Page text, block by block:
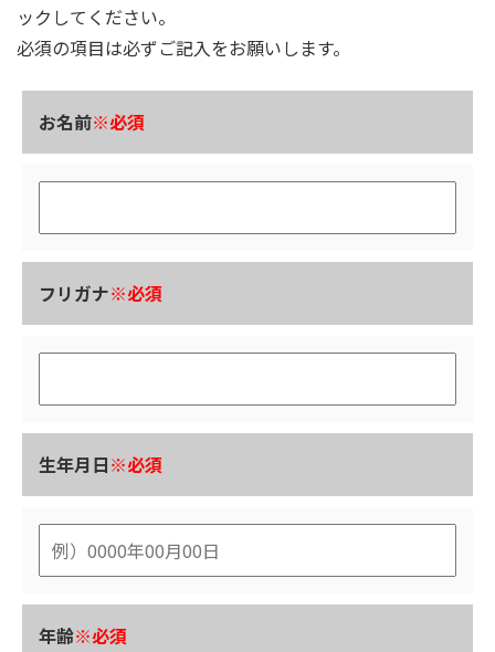
ックしてください。
必須の項目は必ずご記入をお願いします。
お名前※必須
フリガナ※必須
生年月日※必須
年齢※必須